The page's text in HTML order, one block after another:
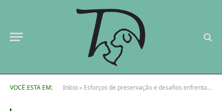
VOCÊ ESTÁ EM: Início » Esforços de preservação e desafios enfrentados